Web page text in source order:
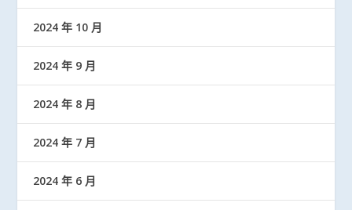
2024 年 10 月
2024 年 9 月
2024 年 8 月
2024 年 7 月
2024 年 6 月